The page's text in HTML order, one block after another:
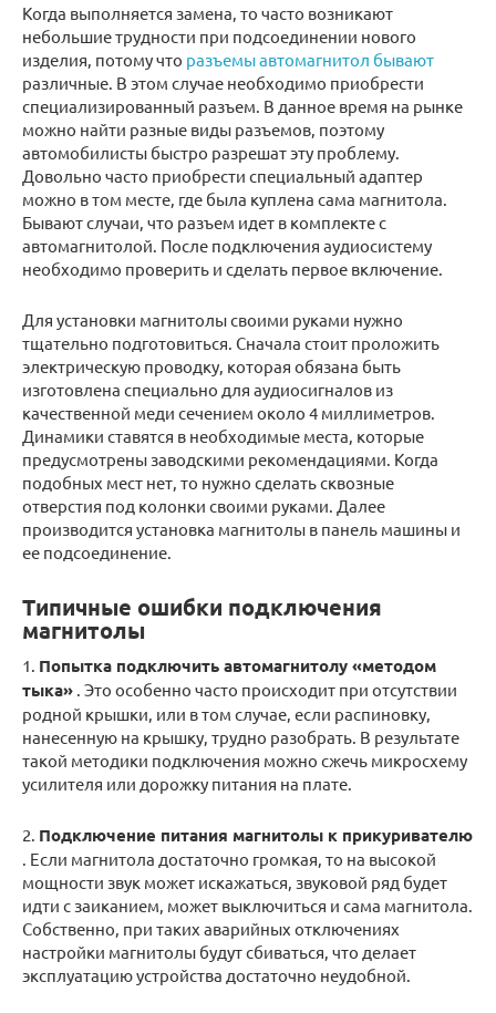
Когда выполняется замена, то часто возникают
небольшие трудности при подсоединении нового
изделия, потому что разъемы автомагнитол бывают
различные. В этом случае необходимо приобрести
специализированный разъем. В данное время на рынке
можно найти разные виды разъемов, поэтому
автомобилисты быстро разрешат эту проблему.
Довольно часто приобрести специальный адаптер
можно в том месте, где была куплена сама магнитола.
Бывают случаи, что разъем идет в комплекте с
автомагнитолой. После подключения аудиосистему
необходимо проверить и сделать первое включение.
Для установки магнитолы своими руками нужно
тщательно подготовиться. Сначала стоит проложить
электрическую проводку, которая обязана быть
изготовлена специально для аудиосигналов из
качественной меди сечением около 4 миллиметров.
Динамики ставятся в необходимые места, которые
предусмотрены заводскими рекомендациями. Когда
подобных мест нет, то нужно сделать сквозные
отверстия под колонки своими руками. Далее
производится установка магнитолы в панель машины и
ее подсоединение.
Типичные ошибки подключения
магнитолы
1. Попытка подключить автомагнитолу «методом
тыка» . Это особенно часто происходит при отсутствии
родной крышки, или в том случае, если распиновку,
нанесенную на крышку, трудно разобрать. В результате
такой методики подключения можно сжечь микросхему
усилителя или дорожку питания на плате.
2. Подключение питания магнитолы к прикуривателю
. Если магнитола достаточно громкая, то на высокой
мощности звук может искажаться, звуковой ряд будет
идти с заиканием, может выключиться и сама магнитола.
Собственно, при таких аварийных отключениях
настройки магнитолы будут сбиваться, что делает
эксплуатацию устройства достаточно неудобной.